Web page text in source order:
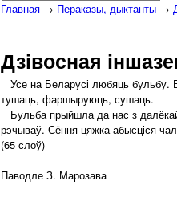
Главная → Пераказы, дыктанты →
Дзівосная
Усе на Беларусі любяць бульбу.
тушаць, фаршыруюць, сушаць.
Бульба прыйшла да нас з
рэчываў. Сёння цяжка абысціся
(65 слоў)
Паводле З. Марозава